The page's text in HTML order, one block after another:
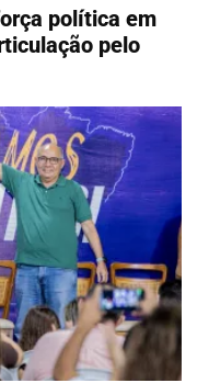
política em
pelo